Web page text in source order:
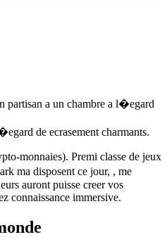
partisan a un chambre a l�egard
de ecrasement charmants.
monnaies). Premi classe de jeux
ma disposent ce jour, , me
auront puisse creer vos
connaissance immersive.